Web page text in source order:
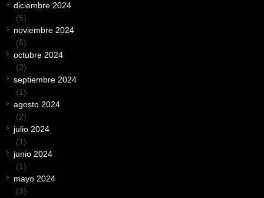
diciembre 2024
(5)
noviembre 2024
(6)
octubre 2024
(2)
septiembre 2024
(1)
agosto 2024
(2)
julio 2024
(1)
junio 2024
(1)
mayo 2024
(3)